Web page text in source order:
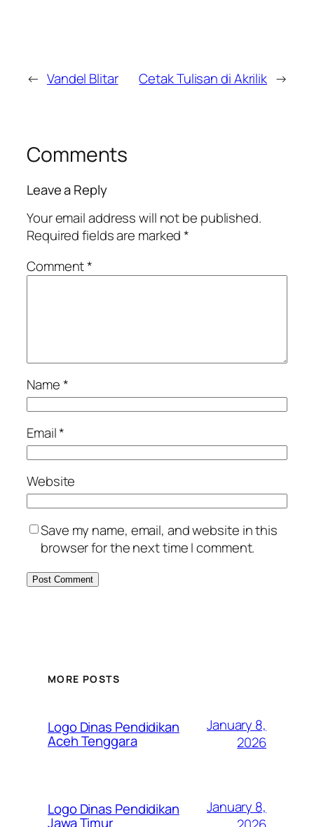
← Vandel Blitar Cetak Tulisan di Akrilik →
Comments
Leave a Reply
Your email address will not be published.
Required fields are marked*
Comment*
Name*
Email*
Website
Save my name, email, and website in this
browser for the next time I comment.
MORE POSTS
Logo Dinas Pendidikan
Aceh Tenggara
January 8,
2026
Logo Dinas Pendidikan
Jawa Timur
January 8,